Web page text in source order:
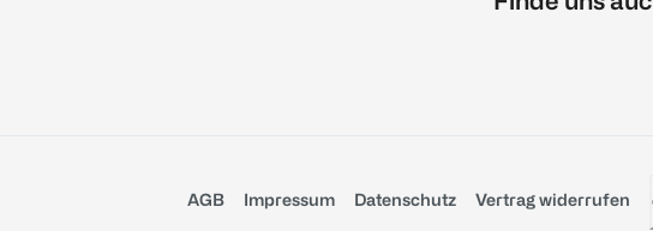
AGB Impressum Datenschutz Vertrag widerrufen